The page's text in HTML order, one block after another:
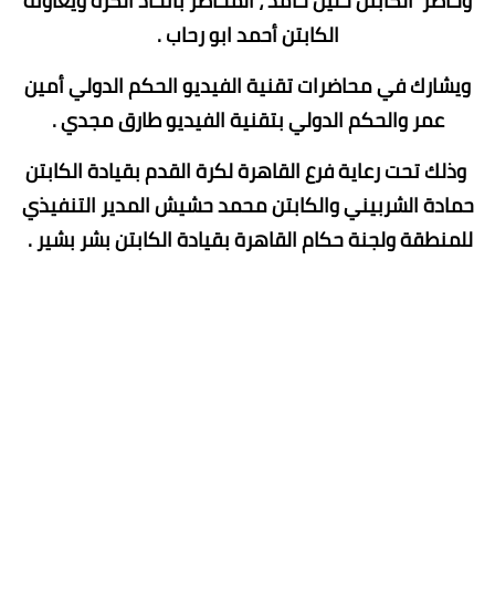
الكابتن أحمد ابو رحاب .
ويشارك في محاضرات تقنية الفيديو الحكم الدولي أمين
عمر والحكم الدولي بتقنية الفيديو طارق مجدي .
وذلك تحت رعاية فرع القاهرة لكرة القدم بقيادة الكابتن
حمادة الشربيني والكابتن محمد حشيش المدير التنفيذي
للمنطقة ولجنة حكام القاهرة بقيادة الكابتن بشر بشير .